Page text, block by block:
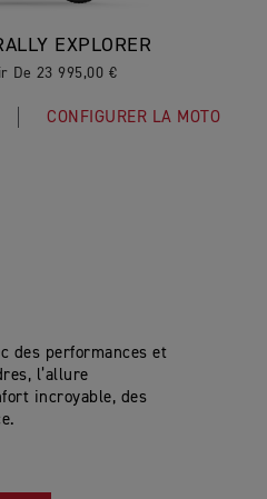
EXPLORER
De 23 995,00 €
CONFIGURER LA MOTO
des performances et
l’allure
incroyable, des